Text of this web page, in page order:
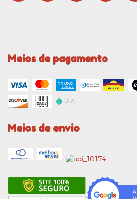
Meios de pagamento
Meios de envio